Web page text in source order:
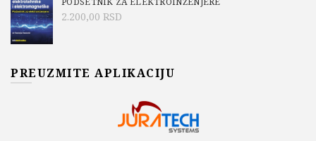
2.200,00 RSD
PREUZMITE APLIKACIJU